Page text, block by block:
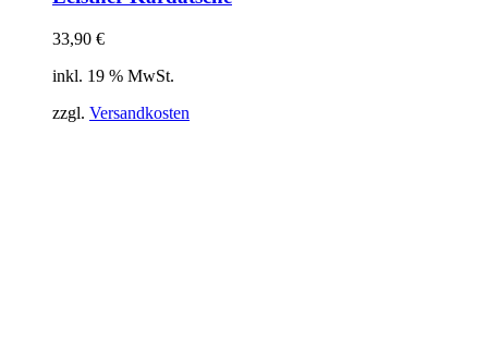
33,90 €
inkl. 19 % MwSt.
zzgl. Versandkosten